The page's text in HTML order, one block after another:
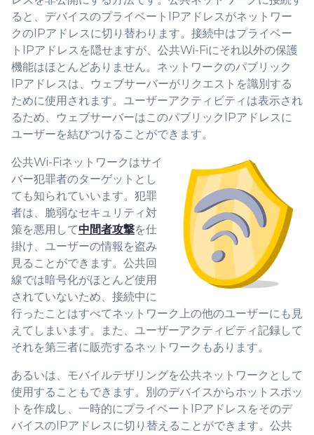
ると、デバイスのプライベートIPアドレスがネットワー
クのIPアドレスに切り替わります。接続中はプライベー
トIPアドレスを隠せますが、公共Wi-Fiにそれ以外の保護
機能はほとんどありません。ネットワークのパブリック
IPアドレスは、ウェブサーバーがリクエストを識別する
ために使用されます。ユーザーアクティビティは表示され
るため、ウェブサーバーはこのパブリックIPアドレスに
ユーザーを結びつけることができます。
公共Wi-Fiネットワークはサイ
バー犯罪者のターゲットとし
ても知られていいます。犯罪
者は、脆弱なセキュリティ対
策を悪用して中間者攻撃を仕
掛け、ユーザーの情報を盗み
見ることができます。公共回
線では暗号化がほとんど使用
されていないため、接続中に
行ったことはすべてネットワーク上の他のユーザーにも見
えてしまいます。また、ユーザーアクティビティ記録して
それを第三者に販売するネットワークもあります。
あるいは、モバイルテザリングを公共ネットワークとして
使用することもできます。別のデバイスからホットスポッ
トを作成し、一時的にプライベートIPアドレスをそのデ
バイスのIPアドレスに切り替えることができます。公共